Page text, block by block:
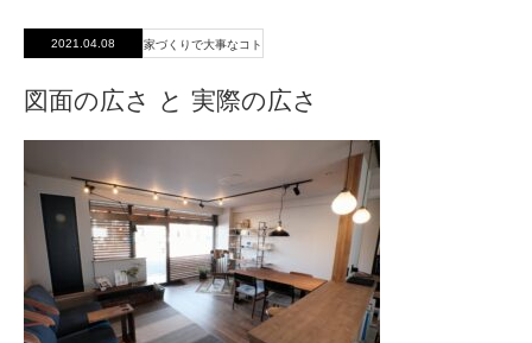
2021.04.08 家づくりで大事なコト
図面の広さ と 実際の広さ